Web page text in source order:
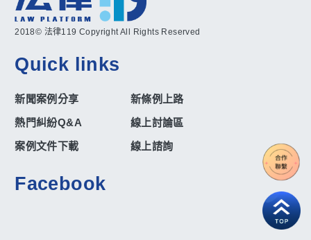
2018© 法律119 Copyright All Rights Reserved
Quick links
新聞案例分享
新條例上路
熱門糾紛Q&A
線上討論區
案例文件下載
線上諮詢
Facebook